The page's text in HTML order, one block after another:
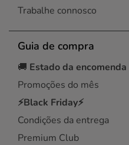
Trabalhe connosco
Guia de compra
🚚 Estado da encomenda
Promoções do mês
⚡Black Friday⚡
Condições da entrega
Premium Club